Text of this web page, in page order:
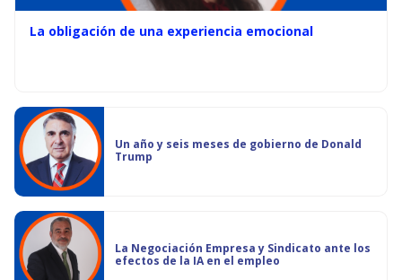
La obligación de una experiencia emocional
Un año y seis meses de gobierno de Donald
Trump
La Negociación Empresa y Sindicato ante los
efectos de la IA en el empleo